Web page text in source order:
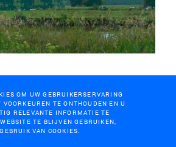
OM UW GEBRUIKERSERVARING
TE ONTHOUDEN EN U
RELEVANTE INFORMATIE TE
TE BLIJVEN GEBRUIKEN,
VAN COOKIES.